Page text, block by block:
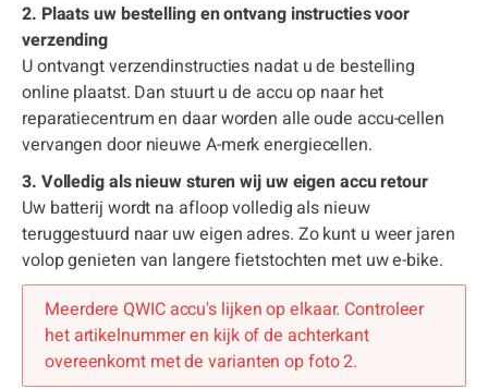
2. Plaats uw bestelling en ontvang instructies voor
verzending
U ontvangt verzendinstructies nadat u de bestelling
online plaatst. Dan stuurt u de accu op naar het
reparatiecentrum en daar worden alle oude accu-cellen
vervangen door nieuwe A-merk energiecellen.
3. Volledig als nieuw sturen wij uw eigen accu retour
Uw batterij wordt na afloop volledig als nieuw
teruggestuurd naar uw eigen adres. Zo kunt u weer jaren
volop genieten van langere fietstochten met uw e-bike.
Meerdere QWIC accu's lijken op elkaar. Controleer
het artikelnummer en kijk of de achterkant
overeenkomt met de varianten op foto 2.